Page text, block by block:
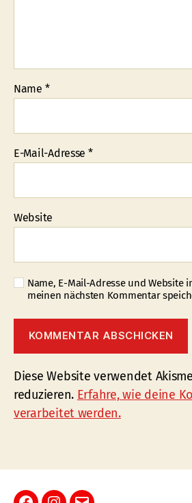
Name *
E-Mail-Adresse *
Website
Name, E-Mail-Adresse und Website
meinen nächsten Kommentar
Diese Website verwendet
reduzieren. Erfahre, wie deine
verarbeitet werden.